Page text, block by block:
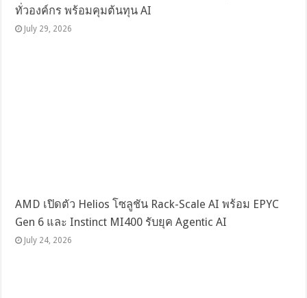
ทั่วองค์กร พร้อมคุมต้นทุน AI
July 29, 2026
AMD เปิดตัว Helios โซลูชัน Rack-Scale AI พร้อม EPYC
Gen 6 และ Instinct MI400 รับยุค Agentic AI
July 24, 2026